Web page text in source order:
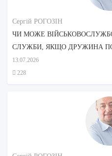
Сергій РОГОЗІН
ЧИ МОЖЕ
СЛУЖБИ, ЯКЩО ДРУЖИНА
ДОГЛЯДУ?
13.07.2026
228